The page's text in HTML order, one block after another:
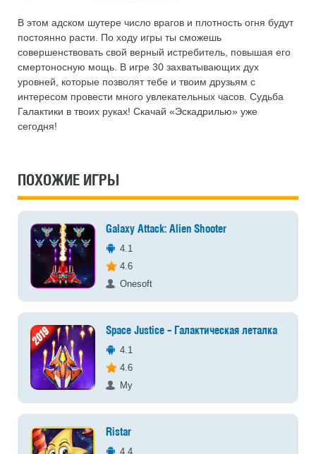
В этом адском шутере число врагов и плотность огня будут
постоянно расти. По ходу игры ты сможешь
совершенствовать свой верный истребитель, повышая его
смертоносную мощь. В игре 30 захватывающих дух
уровней, которые позволят тебе и твоим друзьям с
интересом провести много увлекательных часов. Судьба
Галактики в твоих руках! Скачай «Эскадрилью» уже
сегодня!
ПОХОЖИЕ ИГРЫ
Galaxy Attack: Alien Shooter
4.1
4.6
Onesoft
Space Justice – Галактическая леталка
4.1
4.6
My
Ristar
4.4